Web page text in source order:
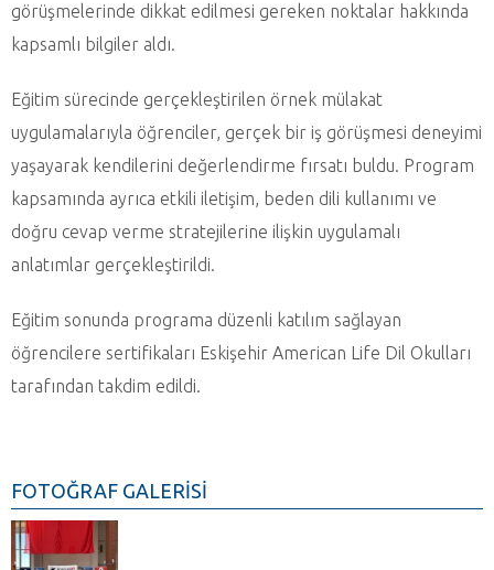
görüşmelerinde dikkat edilmesi gereken noktalar hakkında
kapsamlı bilgiler aldı.
Eğitim sürecinde gerçekleştirilen örnek mülakat
uygulamalarıyla öğrenciler, gerçek bir iş görüşmesi deneyimi
yaşayarak kendilerini değerlendirme fırsatı buldu. Program
kapsamında ayrıca etkili iletişim, beden dili kullanımı ve
doğru cevap verme stratejilerine ilişkin uygulamalı
anlatımlar gerçekleştirildi.
Eğitim sonunda programa düzenli katılım sağlayan
öğrencilere sertifikaları Eskişehir American Life Dil Okulları
tarafından takdim edildi.
FOTOĞRAF GALERİSİ